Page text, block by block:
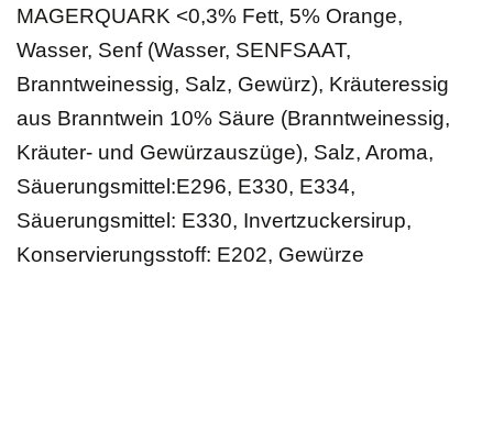
MAGERQUARK <0,3% Fett, 5% Orange,
Wasser, Senf (Wasser, SENFSAAT,
Branntweinessig, Salz, Gewürz), Kräuteressig
aus Branntwein 10% Säure (Branntweinessig,
Kräuter- und Gewürzauszüge), Salz, Aroma,
Säuerungsmittel:E296, E330, E334,
Säuerungsmittel: E330, Invertzuckersirup,
Konservierungsstoff: E202, Gewürze